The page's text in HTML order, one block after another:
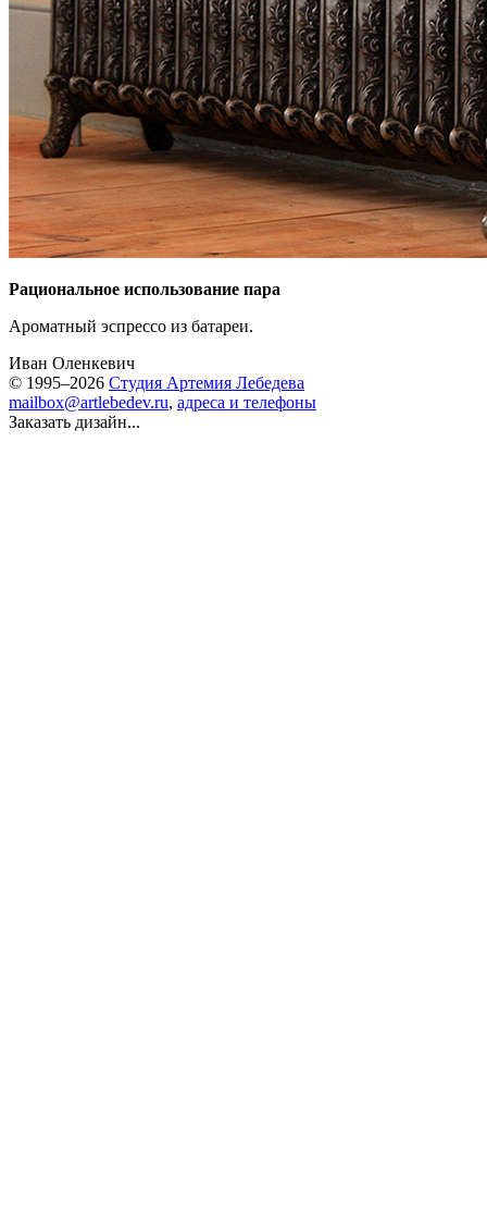
Рациональное использование пара
Ароматный эспрессо из батареи.
Иван Оленкевич
© 1995–2026 Студия Артемия Лебедева
mailbox@artlebedev.ru, адреса и телефоны
Заказать дизайн...